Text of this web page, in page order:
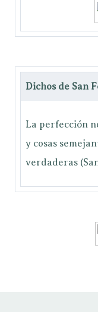
Dichos de San
La perfección
y cosas
verdaderas